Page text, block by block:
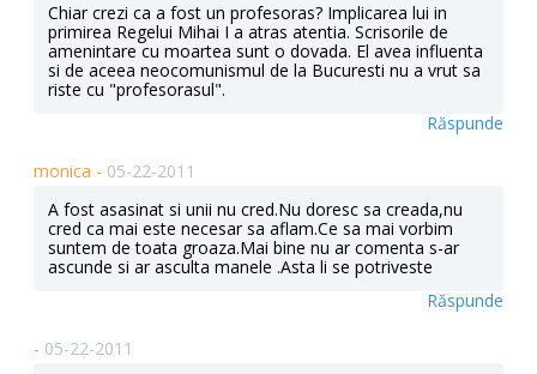
Chiar crezi ca a fost un profesoras? Implicarea lui in
primirea Regelui Mihai I a atras atentia. Scrisorile de
amenintare cu moartea sunt o dovada. El avea influenta
si de aceea neocomunismul de la Bucuresti nu a vrut sa
riste cu "profesorasul".
Răspunde
monica - 05-22-2011
A fost asasinat si unii nu cred.Nu doresc sa creada,nu
cred ca mai este necesar sa aflam.Ce sa mai vorbim
suntem de toata groaza.Mai bine nu ar comenta s-ar
ascunde si ar asculta manele .Asta li se potriveste
Răspunde
- 05-22-2011